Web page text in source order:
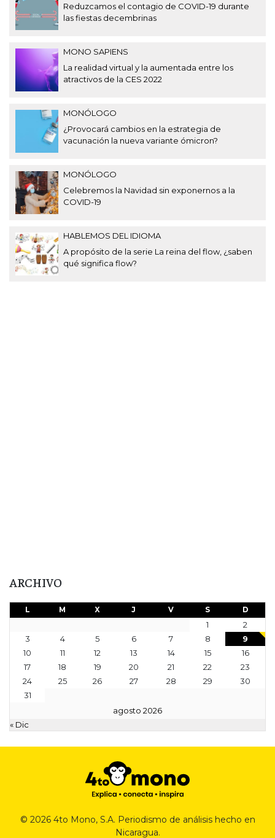
Reduzcamos el contagio de COVID-19 durante
las fiestas decembrinas
MONO SAPIENS
La realidad virtual y la aumentada entre los
atractivos de la CES 2022
MONÓLOGO
¿Provocará cambios en la estrategia de
vacunación la nueva variante ómicron?
MONÓLOGO
Celebremos la Navidad sin exponernos a la
COVID-19
HABLEMOS DEL IDIOMA
A propósito de la serie La reina del flow, ¿saben
qué significa flow?
ARCHIVO
agosto 2026
L M X J V S D
1
2
3
4 5 6 7 8
9
10
11 12 13 14 15
16
17
18 19 20 21 22
23
24
25 26 27 28 29
30
31
« Dic
© 2026 4to Mono, S.A. Periodismo de análisis hecho en
Nicaragua.